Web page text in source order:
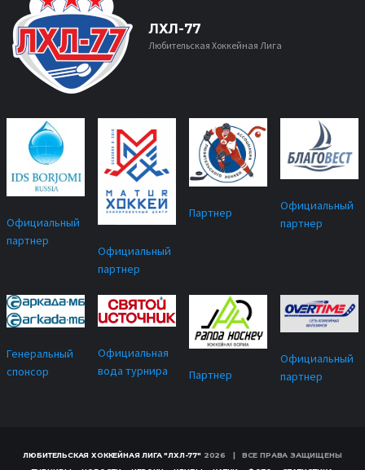
ЛХЛ-77
Любительская Хоккейная Лига
Официальный
партнер
Официальный
партнер
Партнер
Официальный
партнер
Генеральный
спонсор
Официальная
вода турнира
Партнер
Официальный
партнер
ЛЮБИТЕЛЬСКАЯ ХОККЕЙНАЯ ЛИГА "ЛХЛ-77"2026 | ВСЕ ПРАВА ЗАЩИЩЕНЫ